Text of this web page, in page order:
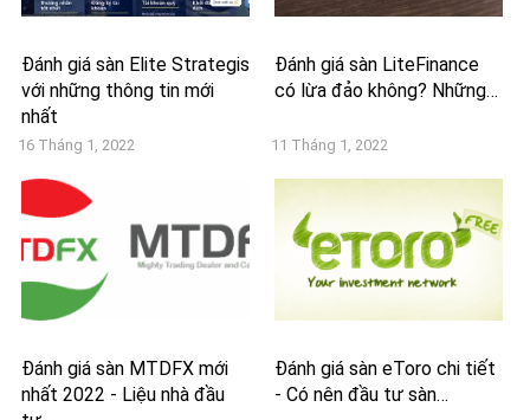
Đánh giá sàn Elite Strategis
với những thông tin mới
nhất
16 Tháng 1, 2022
Đánh giá sàn LiteFinance
có lừa đảo không? Những…
11 Tháng 1, 2022
Đánh giá sàn MTDFX mới
nhất 2022 - Liệu nhà đầu
Đánh giá sàn eToro chi tiết
- Có nên đầu tư sàn…